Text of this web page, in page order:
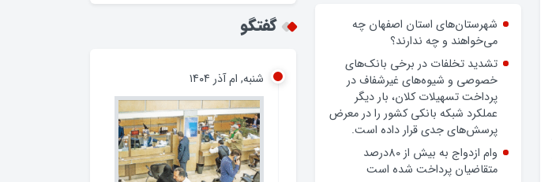
اخبار شهرستان
شهرستان‌های استان اصفهان چه
می‌خواهند و چه ندارند؟
تشدید تخلفات در برخی بانک‌های
خصوصی و شیوه‌های غیرشفاف در
پرداخت تسهیلات کلان، بار دیگر
عملکرد شبکه بانکی کشور را در معرض
پرسش‌های جدی قرار داده است.
گفتگو
شنبه, ام آذر ۱۴۰۴